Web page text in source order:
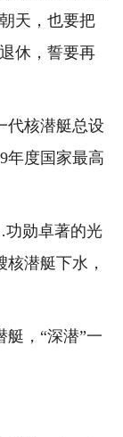
天，也要把
休，誓要再
核潜艇总设
年度国家最高
勋卓著的光
潜艇下水，
，“深潜”一